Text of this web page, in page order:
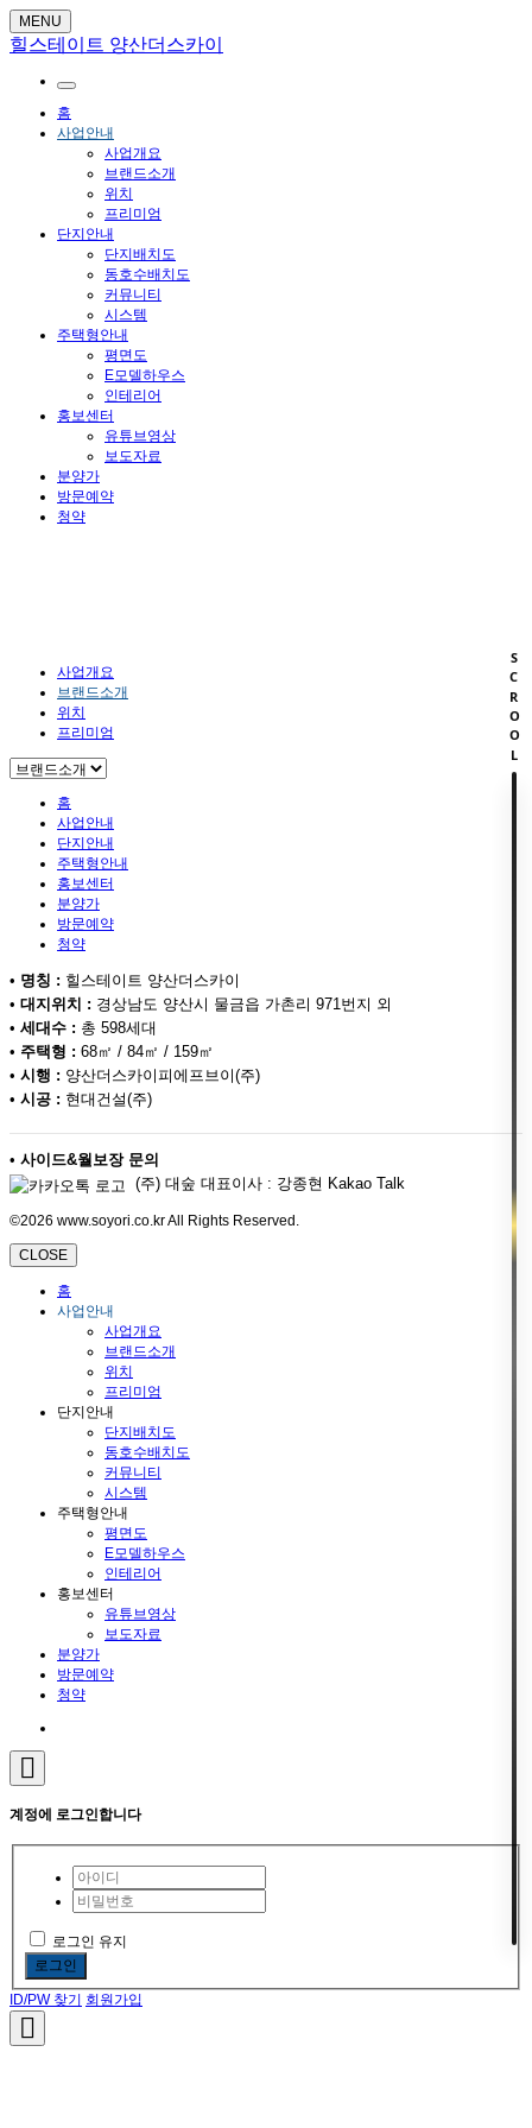
MENU
힐스테이트 양산더스카이
홈
사업안내
사업개요
브랜드소개
위치
프리미엄
단지안내
단지배치도
동호수배치도
커뮤니티
시스템
주택형안내
평면도
E모델하우스
인테리어
홍보센터
유튜브영상
보도자료
분양가
방문예약
청약
사업개요
브랜드소개
위치
프리미엄
홈
사업안내
단지안내
주택형안내
홍보센터
분양가
방문예약
청약
• 명칭 : 힐스테이트 양산더스카이
• 대지위치 : 경상남도 양산시 물금읍 가촌리 971번지 외
• 세대수 : 총 598세대
• 주택형 : 68㎡ / 84㎡ / 159㎡
• 시행 : 양산더스카이피에프브이(주)
• 시공 : 현대건설(주)
• 사이드&월보장 문의
(주) 대숲 대표이사 : 강종현 Kakao Talk
©2026 www.soyori.co.kr All Rights Reserved.
CLOSE
홈
사업안내
사업개요
브랜드소개
위치
프리미엄
단지안내
단지배치도
동호수배치도
커뮤니티
시스템
주택형안내
평면도
E모델하우스
인테리어
홍보센터
유튜브영상
보도자료
분양가
방문예약
청약
계정에 로그인합니다
로그인 유지
로그인
ID/PW 찾기 회원가입
SCROOL